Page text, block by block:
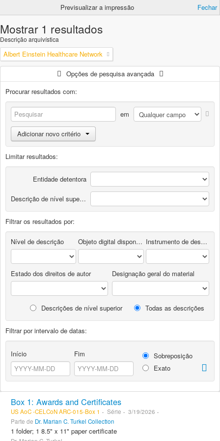
Previsualizar a impressão Fechar
Mostrar 1 resultados
Descrição arquivística
Albert Einstein Healthcare Network
Opções de pesquisa avançada
Procurar resultados com:
em
Adicionar novo critério
Limitar resultados:
Entidade detentora
Descrição de nível superior
Filtrar os resultados por:
Nível de descrição Objeto digital disponível Instrumento de descrição documental
Estado dos direitos de autor Designação geral do material
Descrições de nível superior Todas as descrições
Filtrar por intervalo de datas:
Início Fim
Sobreposição
Exato
Box 1: Awards and Certificates
US AoC -CELCoN ARC-015-Box 1 Série
3/19/2026
Parte de Dr. Marian C. Turkel Collection
1 folder; 1 8.5" x 11" paper certificate